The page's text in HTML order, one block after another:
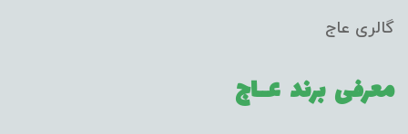
گالری عاج
معرفی برند عــاج